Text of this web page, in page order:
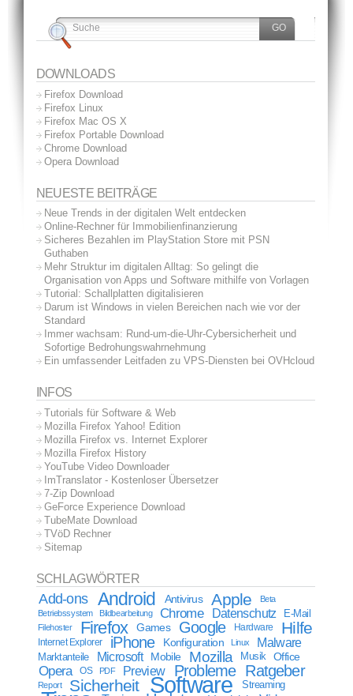
DOWNLOADS
Firefox Download
Firefox Linux
Firefox Mac OS X
Firefox Portable Download
Chrome Download
Opera Download
NEUESTE BEITRÄGE
Neue Trends in der digitalen Welt entdecken
Online-Rechner für Immobilienfinanzierung
Sicheres Bezahlen im PlayStation Store mit PSN
Guthaben
Mehr Struktur im digitalen Alltag: So gelingt die
Organisation von Apps und Software mithilfe von Vorlagen
Tutorial: Schallplatten digitalisieren
Darum ist Windows in vielen Bereichen nach wie vor der
Standard
Immer wachsam: Rund-um-die-Uhr-Cybersicherheit und
Sofortige Bedrohungswahrnehmung
Ein umfassender Leitfaden zu VPS-Diensten bei OVHcloud
INFOS
Tutorials für Software & Web
Mozilla Firefox Yahoo! Edition
Mozilla Firefox vs. Internet Explorer
Mozilla Firefox History
YouTube Video Downloader
ImTranslator - Kostenloser Übersetzer
7-Zip Download
GeForce Experience Download
TubeMate Download
TVöD Rechner
Sitemap
SCHLAGWÖRTER
Add-ons Android Antivirus Apple
Beta
Betriebssystem
Bildbearbeitung Chrome Datenschutz E-Mail
Filehoster Firefox Games Google Hardware Hilfe
Internet Explorer iPhone Konfiguration Linux Malware
Marktanteile Microsoft Mobile Mozilla Musik Office
Opera OS PDF Preview Probleme Ratgeber
Report Sicherheit Software Streaming